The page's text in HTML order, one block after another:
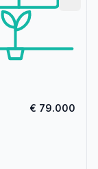
€ 79.000